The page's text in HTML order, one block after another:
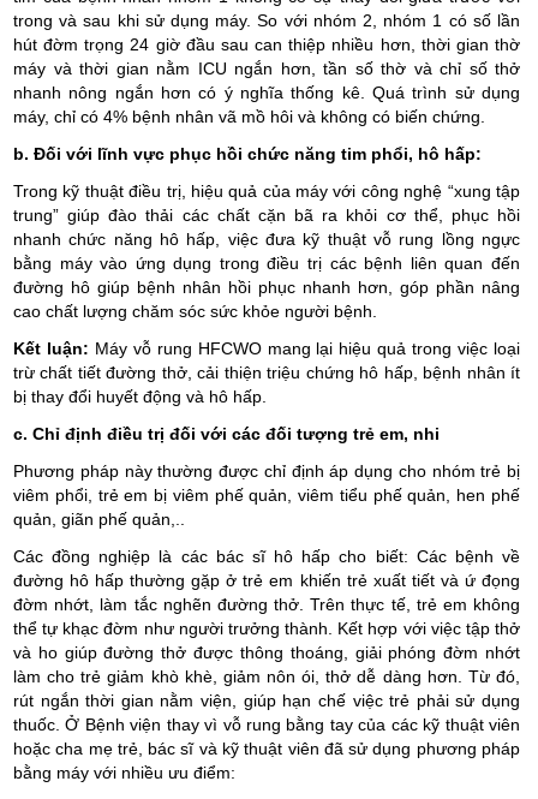
trong và sau khi sử dụng máy. So với nhóm 2, nhóm 1 có số lần
hút đờm trọng 24 giờ đầu sau can thiệp nhiều hơn, thời gian thờ
máy và thời gian nằm ICU ngắn hơn, tần số thờ và chỉ số thở
nhanh nông ngắn hơn có ý nghĩa thống kê. Quá trình sử dụng
máy, chỉ có 4% bệnh nhân vã mồ hôi và không có biến chứng.
b. Đối với lĩnh vực phục hồi chức năng tim phổi, hô hấp:
Trong kỹ thuật điều trị, hiệu quả của máy với công nghệ “xung tập
trung” giúp đào thải các chất cặn bã ra khỏi cơ thể, phục hồi
nhanh chức năng hô hấp, việc đưa kỹ thuật vỗ rung lồng ngực
bằng máy vào ứng dụng trong điều trị các bệnh liên quan đến
đường hô giúp bệnh nhân hồi phục nhanh hơn, góp phần nâng
cao chất lượng chăm sóc sức khỏe người bệnh.
Kết luận: Máy vỗ rung HFCWO mang lại hiệu quả trong việc loại
trừ chất tiết đường thở, cải thiện triệu chứng hô hấp, bệnh nhân ít
bị thay đổi huyết động và hô hấp.
c. Chỉ định điều trị đối với các đối tượng trẻ em, nhi
Phương pháp này thường được chỉ định áp dụng cho nhóm trẻ bị
viêm phổi, trẻ em bị viêm phế quản, viêm tiểu phế quản, hen phế
quản, giãn phế quản,..
Các đồng nghiệp là các bác sĩ hô hấp cho biết: Các bệnh về
đường hô hấp thường gặp ở trẻ em khiến trẻ xuất tiết và ứ đọng
đờm nhớt, làm tắc nghẽn đường thở. Trên thực tế, trẻ em không
thể tự khạc đờm như người trưởng thành. Kết hợp với việc tập thở
và ho giúp đường thở được thông thoáng, giải phóng đờm nhớt
làm cho trẻ giảm khò khè, giảm nôn ói, thở dễ dàng hơn. Từ đó,
rút ngắn thời gian nằm viện, giúp hạn chế việc trẻ phải sử dụng
thuốc. Ở Bệnh viện thay vì vỗ rung bằng tay của các kỹ thuật viên
hoặc cha mẹ trẻ, bác sĩ và kỹ thuật viên đã sử dụng phương pháp
bằng máy với nhiều ưu điểm: